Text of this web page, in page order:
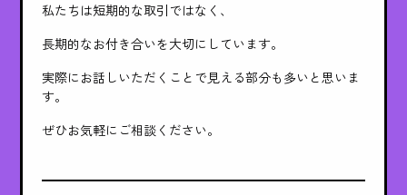
私たちは短期的な取引ではなく、
長期的なお付き合いを大切にしています。
実際にお話しいただくことで見える部分も多いと思いま
す。
ぜひお気軽にご相談ください。